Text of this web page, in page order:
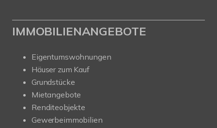
IMMOBILIENANGEBOTE
Eigentumswohnungen
Häuser zum Kauf
Grundstücke
Mietangebote
Renditeobjekte
Gewerbeimmobilien